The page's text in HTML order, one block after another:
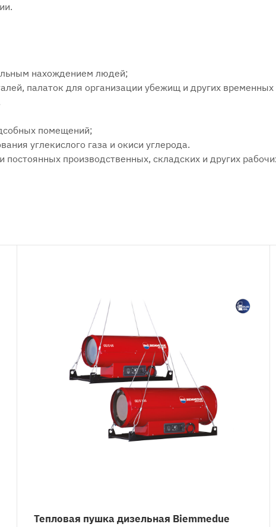
нахождением людей;
палаток для организации убежищ и других временных
помещений;
углекислого газа и окиси углерода.
производственных, складских и других
Тепловая пушка дизельная Biemmedue